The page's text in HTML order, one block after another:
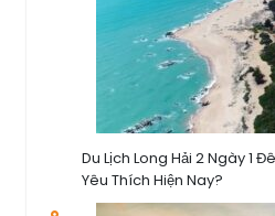
Du Lịch Long Hải 2 Ngày 1
Yêu Thích Hiện Nay?